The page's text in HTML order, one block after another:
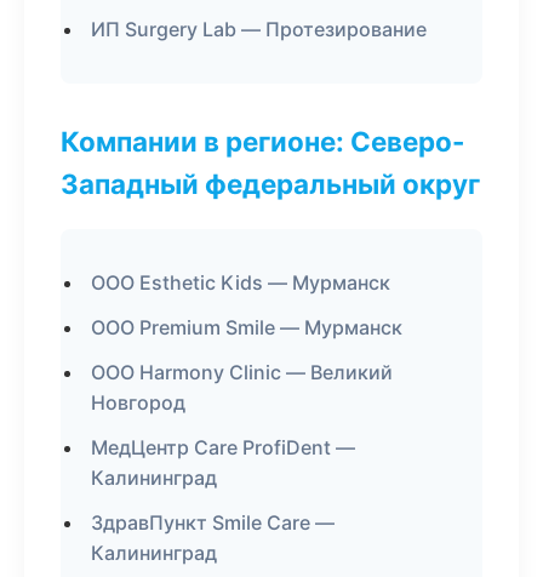
ИП Surgery Lab — Протезирование
Компании в регионе: Северо-
Западный федеральный округ
ООО Esthetic Kids — Мурманск
ООО Premium Smile — Мурманск
ООО Harmony Clinic — Великий
Новгород
МедЦентр Care ProfiDent —
Калининград
ЗдравПункт Smile Care —
Калининград